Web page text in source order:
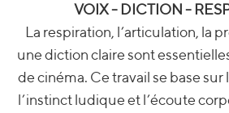
VOIX - DICTION -
La respiration, l’articulation, la
une diction claire sont
de cinéma. Ce travail se base
l’instinct ludique et l’écoute